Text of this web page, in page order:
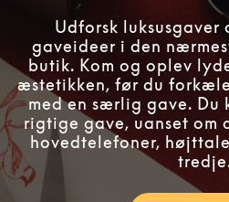
Udforsk luksusgaver
gaveideer i den
butik. Kom og oplev
æstetikken, før du
med en særlig gave.
rigtige gave, uanset om
hovedtelefoner,